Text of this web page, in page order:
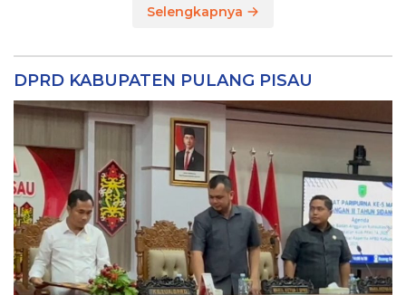
Selengkapnya
DPRD KABUPATEN PULANG PISAU